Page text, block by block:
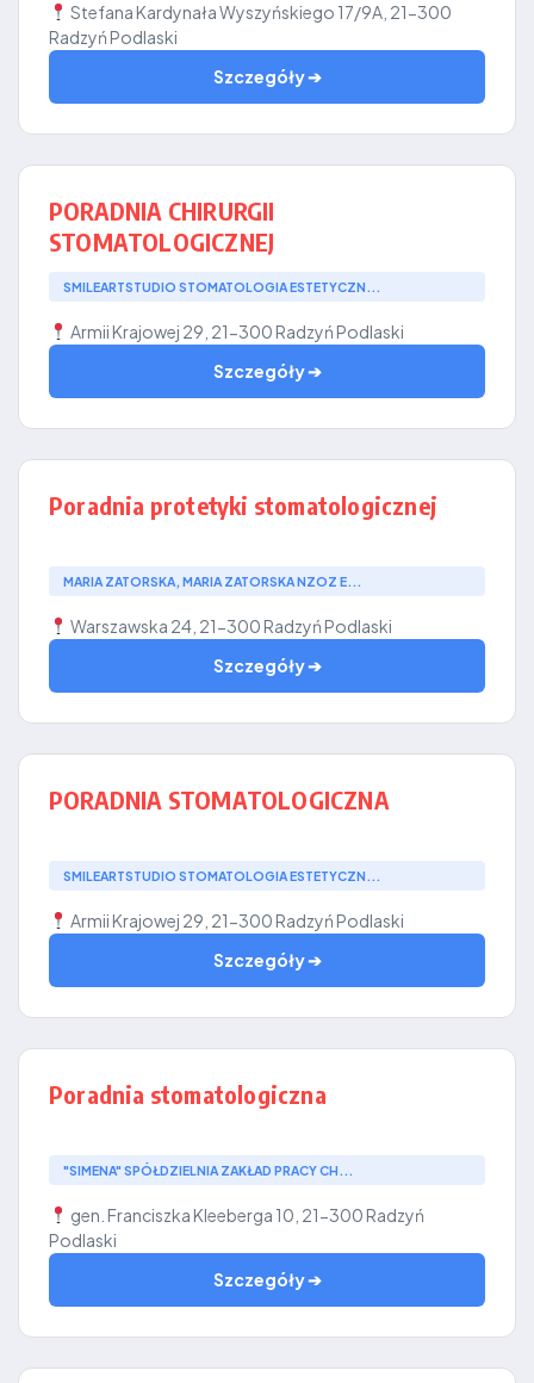
Stefana Kardynała Wyszyńskiego 17/9A, 21-300
Radzyń Podlaski
Szczegóły ➔
PORADNIA CHIRURGII
STOMATOLOGICZNEJ
SMILEARTSTUDIO STOMATOLOGIA ESTETYCZN...
Armii Krajowej 29, 21-300 Radzyń Podlaski
Szczegóły ➔
Poradnia protetyki stomatologicznej
MARIA ZATORSKA, MARIA ZATORSKA NZOZ E...
Warszawska 24, 21-300 Radzyń Podlaski
Szczegóły ➔
PORADNIA STOMATOLOGICZNA
SMILEARTSTUDIO STOMATOLOGIA ESTETYCZN...
Armii Krajowej 29, 21-300 Radzyń Podlaski
Szczegóły ➔
Poradnia stomatologiczna
"SIMENA" SPÓŁDZIELNIA ZAKŁAD PRACY CH...
gen. Franciszka Kleeberga 10, 21-300 Radzyń
Podlaski
Szczegóły ➔